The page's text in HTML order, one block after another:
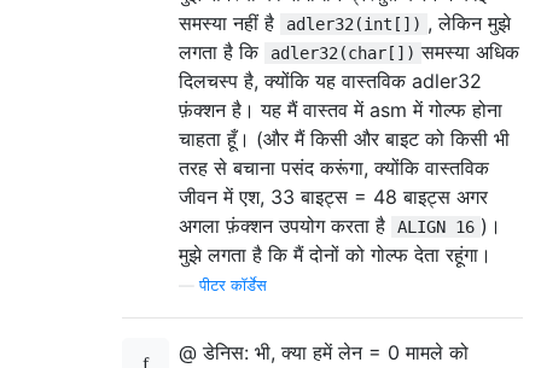
समस्या नहीं है
adler32(int[]) , लेकिन मुझे
लगता है कि
adler32(char[]) समस्या अधिक
दिलचस्प है, क्योंकि यह वास्तविक adler32
फ़ंक्शन है। यह मैं वास्तव में asm में गोल्फ होना
चाहता हूँ। (और मैं किसी और बाइट को किसी भी
तरह से बचाना पसंद करूंगा, क्योंकि वास्तविक
जीवन में एश, 33 बाइट्स = 48 बाइट्स अगर
अगला फ़ंक्शन उपयोग करता है
ALIGN 16 )।
मुझे लगता है कि मैं दोनों को गोल्फ देता रहूंगा।
—पीटर कॉर्डेस
@ डेनिस: भी, क्या हमें लेन = 0 मामले को